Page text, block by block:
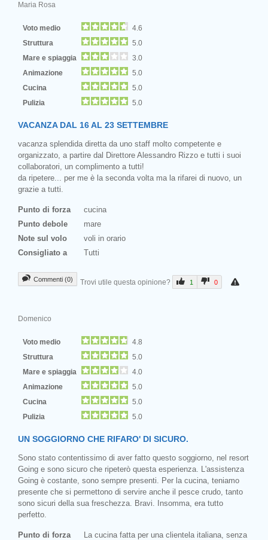
Maria Rosa
Voto medio
4.6
Struttura
5.0
Mare e spiaggia
3.0
Animazione
5.0
Cucina
5.0
Pulizia
5.0
VACANZA DAL 16 AL 23 SETTEMBRE
vacanza splendida diretta da uno staff molto competente e
organizzato, a partire dal Direttore Alessandro Rizzo e tutti i suoi
collaboratori, un complimento a tutti!
da ripetere... per me è la seconda volta ma la rifarei di nuovo, un
grazie a tutti.
Punto di forza
cucina
Punto debole
mare
Note sul volo
voli in orario
Consigliato a
Tutti
Commenti (0) Trovi utile questa opinione? 1 0
Domenico
Voto medio
4.8
Struttura
5.0
Mare e spiaggia
4.0
Animazione
5.0
Cucina
5.0
Pulizia
5.0
UN SOGGIORNO CHE RIFARO' DI SICURO.
Sono stato contentissimo di aver fatto questo soggiorno, nel resort
Going e sono sicuro che ripeterò questa esperienza. L'assistenza
Going è costante, sono sempre presenti. Per la cucina, teniamo
presente che si permettono di servire anche il pesce crudo, tanto
sono sicuri della sua freschezza. Bravi. Insomma, era tutto
perfetto.
Punto di forza
La cucina fatta per una clientela italiana, senza